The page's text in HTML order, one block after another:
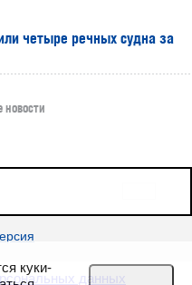
четыре речных судна за
новости
данных
куки-